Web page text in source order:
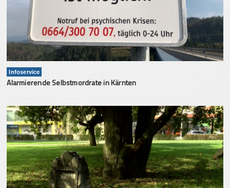
Infoservice
Alarmierende Selbstmordrate in Kärnten